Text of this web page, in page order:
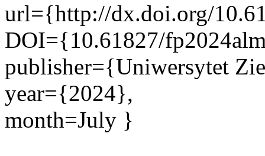
url={http://dx.doi.org/
DOI={10.61827/
publisher={Uniwersytet
year={2024},
month=July }